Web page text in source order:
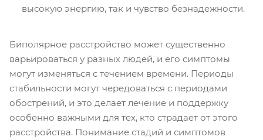
высокую энергию, так и чувство безнадежности.
Биполярное расстройство может существенно
варьироваться у разных людей, и его симптомы
могут изменяться с течением времени. Периоды
стабильности могут чередоваться с периодами
обострений, и это делает лечение и поддержку
особенно важными для тех, кто страдает от этого
расстройства. Понимание стадий и симптомов